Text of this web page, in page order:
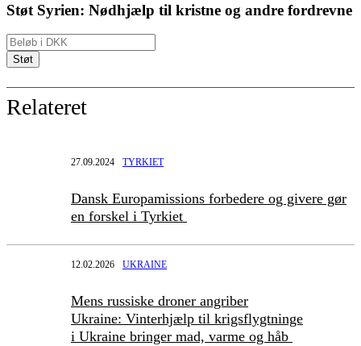
Støt Syrien: Nødhjælp til kristne og andre fordrevne
Relateret
27.09.2024 TYRKIET
Dansk Europamissions forbedere og givere gør
en forskel i Tyrkiet
12.02.2026 UKRAINE
Mens russiske droner angriber
Ukraine: Vinterhjælp til krigsflygtninge
i Ukraine bringer mad, varme og håb